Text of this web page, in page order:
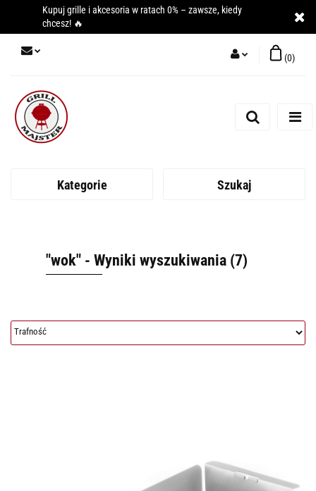
Kupuj grille i akcesoria w ratach 0% – zawsze, kiedy
chcesz! 🔥
Zarejestruj się
(0)
Kategorie Szukaj
"wok" - Wyniki wyszukiwania (7)